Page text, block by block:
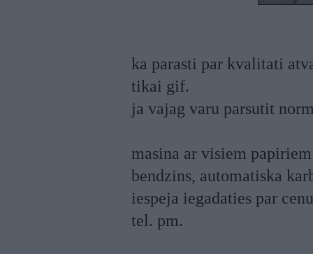
ka parasti par kvalitati
tikai gif.
ja vajag varu parsutit
masina ar visiem
bendzins, automatiska
iespeja iegadaties par
tel. pm.